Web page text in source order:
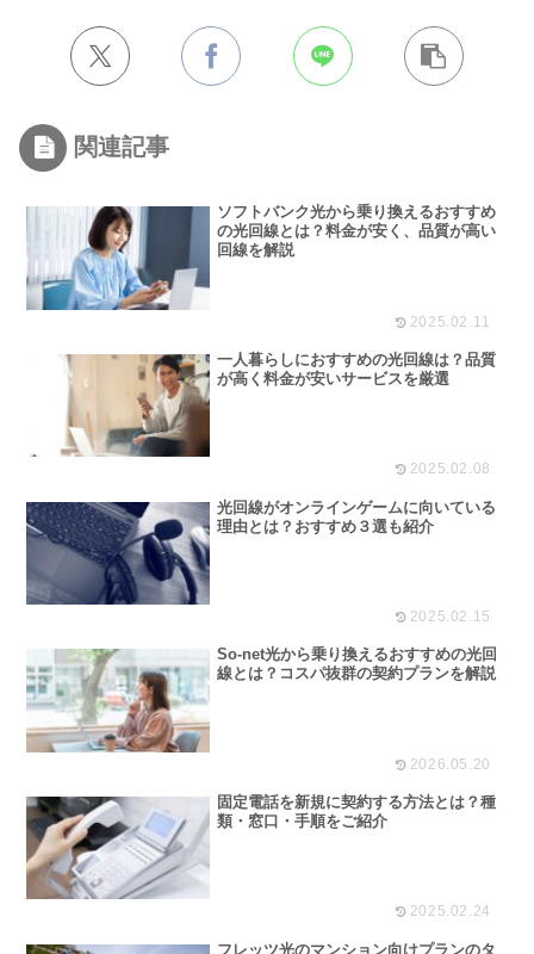
関連記事
ソフトバンク光から乗り換えるおすすめ
の光回線とは？料金が安く、品質が高い
一人暮らしにおすすめの光回線は？品質
光回線がオンラインゲームに向いている
理由とは？おすすめ３選も紹介
So-net光から乗り換えるおすすめの光回
固定電話を新規に契約する方法とは？種